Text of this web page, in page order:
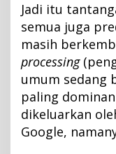
Jadi itu
semua juga
masih
processing
umum sedang
paling
dikeluarkan
Google,